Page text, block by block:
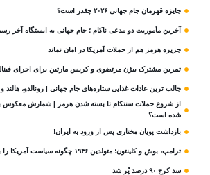
جایزه قهرمان جام جهانی ۲۰۲۶ چقدر است؟
آخرین مأموریت دو مدعی ناکام ؛ جام جهانی به ایستگاه آخر
جزیره هرمز هم از حملات آمریکا در امان نماند
تمرین مشترک بیژن مرتضوی و کریس مارتین برای اجرای
جالب ترین عادات غذایی ستاره‌های جام جهانی | رونالدو، هالند
از شروع حملات سنتکام تا بسته شدن هرمز | شمارش معکوس
شده است؟
بازداشت پویان مختاری پس از ورود به ایران!
ترامپ، بوش و کلینتون؛ متولدین ۱۹۴۶ چگونه سیاست آمریکا را به تباهی کشاندند؟
سد کرج ۹۰ درصد پُر شد